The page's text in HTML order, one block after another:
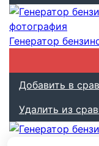
Генератор
Добавить в
Удалить из